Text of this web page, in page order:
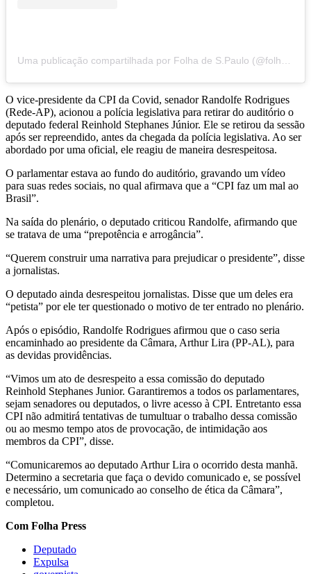
O vice-presidente da CPI da Covid, senador Randolfe Rodrigues
(Rede-AP), acionou a polícia legislativa para retirar do auditório o
deputado federal Reinhold Stephanes Júnior. Ele se retirou da sessão
após ser repreendido, antes da chegada da polícia legislativa. Ao ser
abordado por uma oficial, ele reagiu de maneira desrespeitosa.
O parlamentar estava ao fundo do auditório, gravando um vídeo
para suas redes sociais, no qual afirmava que a “CPI faz um mal ao
Brasil”.
Na saída do plenário, o deputado criticou Randolfe, afirmando que
se tratava de uma “prepotência e arrogância”.
“Querem construir uma narrativa para prejudicar o presidente”, disse
a jornalistas.
O deputado ainda desrespeitou jornalistas. Disse que um deles era
“petista” por ele ter questionado o motivo de ter entrado no plenário.
Após o episódio, Randolfe Rodrigues afirmou que o caso seria
encaminhado ao presidente da Câmara, Arthur Lira (PP-AL), para
as devidas providências.
“Vimos um ato de desrespeito a essa comissão do deputado
Reinhold Stephanes Junior. Garantiremos a todos os parlamentares,
sejam senadores ou deputados, o livre acesso à CPI. Entretanto essa
CPI não admitirá tentativas de tumultuar o trabalho dessa comissão
ou ao mesmo tempo atos de provocação, de intimidação aos
membros da CPI”, disse.
“Comunicaremos ao deputado Arthur Lira o ocorrido desta manhã.
Determino a secretaria que faça o devido comunicado e, se possível
e necessário, um comunicado ao conselho de ética da Câmara”,
completou.
Com Folha Press
Deputado
Expulsa